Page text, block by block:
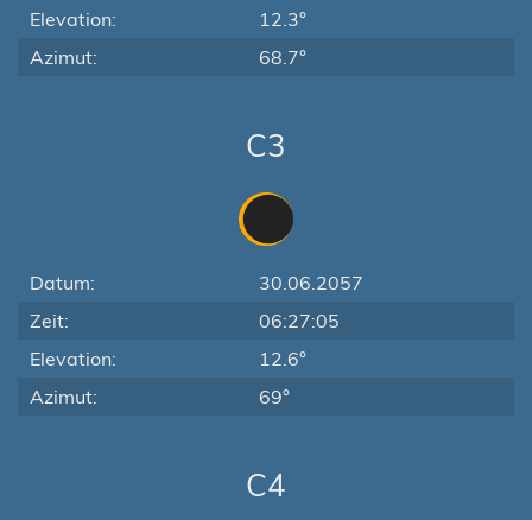
Elevation:
12.3°
Azimut:
68.7°
C3
Datum:
30.06.2057
Zeit:
06:27:05
Elevation:
12.6°
Azimut:
69°
C4